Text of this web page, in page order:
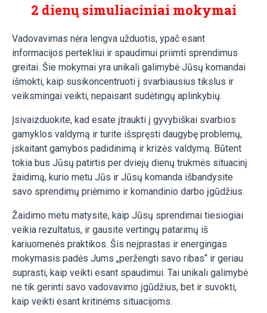
2 dienų simuliaciniai mokymai
Vadovavimas nėra lengva užduotis, ypač esant
informacijos pertekliui ir spaudimui priimti sprendimus
greitai. Šie mokymai yra unikali galimybė Jūsų komandai
išmokti, kaip susikoncentruoti į svarbiausius tikslus ir
veiksmingai veikti, nepaisant sudėtingų aplinkybių.
Įsivaizduokite, kad esate įtraukti į gyvybiškai svarbios
gamyklos valdymą ir turite išspręsti daugybę problemų,
įskaitant gamybos padidinimą ir krizės valdymą. Būtent
tokia bus Jūsų patirtis per dviejų dienų trukmės situacinį
žaidimą, kurio metu Jūs ir Jūsų komanda išbandysite
savo sprendimų priėmimo ir komandinio darbo įgūdžius.
Žaidimo metu matysite, kaip Jūsų sprendimai tiesiogiai
veikia rezultatus, ir gausite vertingų patarimų iš
kariuomenės praktikos. Šis neįprastas ir energingas
mokymasis padės Jums „peržengti savo ribas“ ir geriau
suprasti, kaip veikti esant spaudimui. Tai unikali galimybė
ne tik gerinti savo vadovavimo įgūdžius, bet ir suvokti,
kaip veikti esant kritinėms situacijoms.